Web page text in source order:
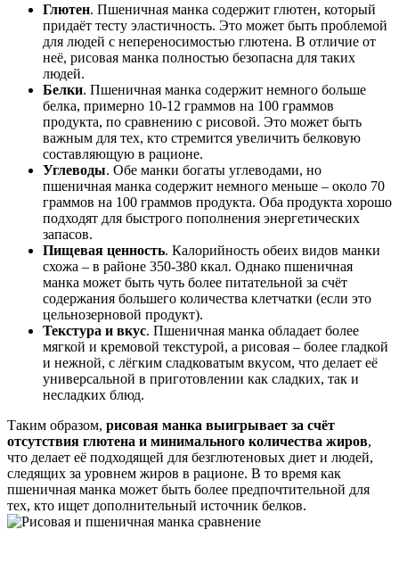
Глютен. Пшеничная манка содержит глютен, который
придаёт тесту эластичность. Это может быть проблемой
для людей с непереносимостью глютена. В отличие от
неё, рисовая манка полностью безопасна для таких
людей.
Белки. Пшеничная манка содержит немного больше
белка, примерно 10-12 граммов на 100 граммов
продукта, по сравнению с рисовой. Это может быть
важным для тех, кто стремится увеличить белковую
составляющую в рационе.
Углеводы. Обе манки богаты углеводами, но
пшеничная манка содержит немного меньше – около 70
граммов на 100 граммов продукта. Оба продукта хорошо
подходят для быстрого пополнения энергетических
запасов.
Пищевая ценность. Калорийность обеих видов манки
схожа – в районе 350-380 ккал. Однако пшеничная
манка может быть чуть более питательной за счёт
содержания большего количества клетчатки (если это
цельнозерновой продукт).
Текстура и вкус. Пшеничная манка обладает более
мягкой и кремовой текстурой, а рисовая – более гладкой
и нежной, с лёгким сладковатым вкусом, что делает её
универсальной в приготовлении как сладких, так и
несладких блюд.
Таким образом, рисовая манка выигрывает за счёт
отсутствия глютена и минимального количества жиров,
что делает её подходящей для безглютеновых диет и людей,
следящих за уровнем жиров в рационе. В то время как
пшеничная манка может быть более предпочтительной для
тех, кто ищет дополнительный источник белков.